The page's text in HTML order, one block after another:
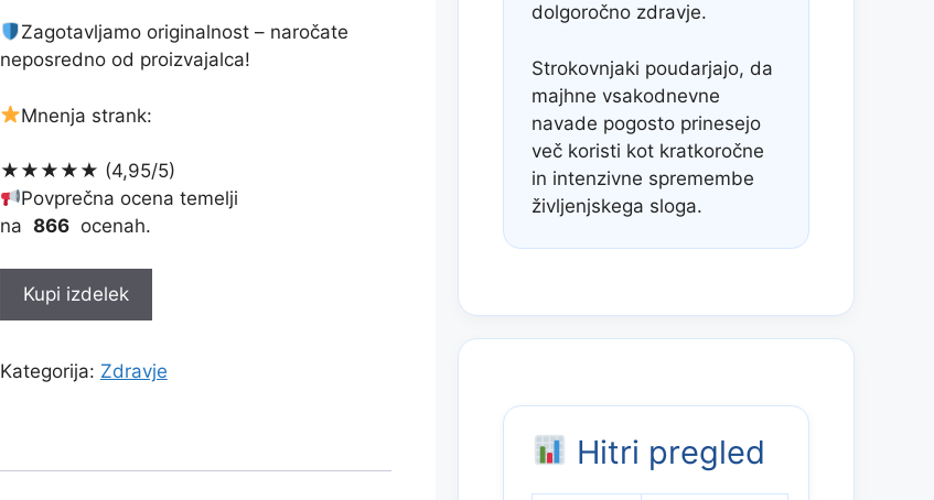
Zagotavljamo originalnost – naročate
neposredno od proizvajalca!
Mnenja strank:
★★★★★ (4,95/5)
Povprečna ocena temelji
na 866ocenah.
Kupi izdelek
Kategorija: Zdravje
dolgoročno zdravje.
Strokovnjaki poudarjajo, da
majhne vsakodnevne
navade pogosto prinesejo
več koristi kot kratkoročne
in intenzivne spremembe
življenjskega sloga.
Hitri pregled